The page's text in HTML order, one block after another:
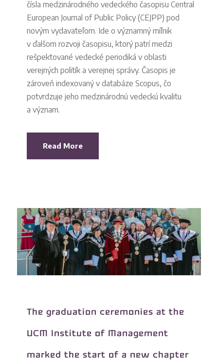
čísla medzinárodného vedeckého časopisu Central
European Journal of Public Policy (CEJPP) pod
novým vydavateľom. Ide o významný míľnik
v ďalšom rozvoji časopisu, ktorý patrí medzi
rešpektované vedecké periodiká v oblasti
verejných politík a verejnej správy. Časopis je
zároveň indexovaný v databáze Scopus, čo
potvrdzuje jeho medzinárodnú vedeckú kvalitu
a význam.
Read More
The graduation ceremonies at the
UCM Institute of Management
marked the start of a new chapter